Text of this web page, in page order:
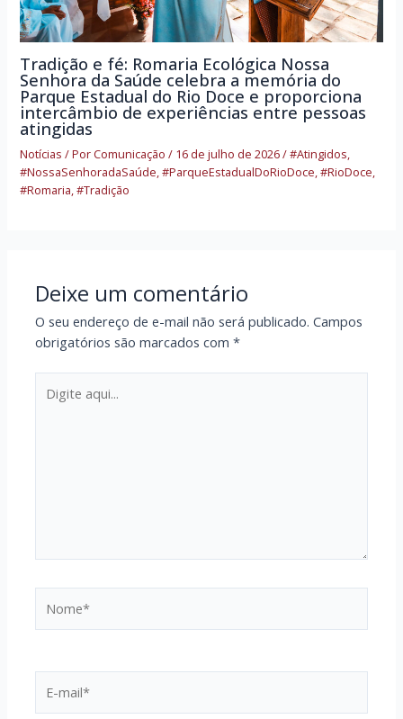
Tradição e fé: Romaria Ecológica Nossa
Senhora da Saúde celebra a memória do
Parque Estadual do Rio Doce e proporciona
intercâmbio de experiências entre pessoas
atingidas
Notícias / PorComunicação/ 16 de julho de 2026/#Atingidos,
#NossaSenhoradaSaúde,#ParqueEstadualDoRioDoce,#RioDoce,
#Romaria,#Tradição
Deixe um comentário
O seu endereço de e-mail não será publicado. Campos
obrigatórios são marcados com*
aqui...
mail*